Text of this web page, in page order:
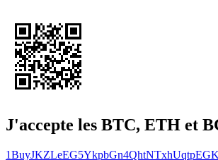
J'accepte les BTC, ETH et